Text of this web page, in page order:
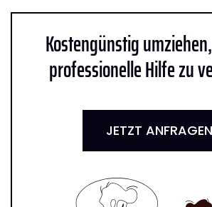
Kostengünstig
professionelle Hilfe zu
JETZT ANFRAGEN